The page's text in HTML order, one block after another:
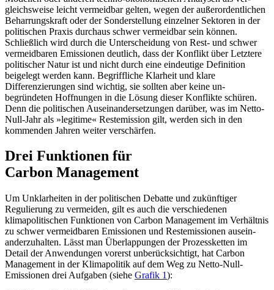
gleichsweise leicht vermeidbar gelten, wegen der außerordentlichen
Beharrungskraft oder der Sonderstellung einzelner Sektoren in der
politischen Praxis durchaus schwer vermeidbar sein können.
Schließlich wird durch die Unterscheidung von Rest- und schwer
vermeidbaren Emissionen deutlich, dass der Konflikt über Letztere
politischer Natur ist und nicht durch eine eindeutige Definition
beigelegt werden kann. Begriff­liche Klarheit und klare
Differenzierungen sind wichtig, sie sollten aber keine un­
begründeten Hoffnungen in die Lösung dieser Konflikte schüren.
Denn die poli­tischen Auseinandersetzungen darüber, was im Netto-
Null-Jahr als »legitime« Rest­emission gilt, werden sich in den
kommenden Jahren weiter verschärfen.
Drei Funktionen für
Carbon Management
Um Unklarheiten in der politischen Debatte und zukünftiger
Regulierung zu vermeiden, gilt es auch die verschiedenen
klimapoliti­schen Funktionen von Carbon Management im Verhältnis
zu schwer vermeidbaren Emissionen und Restemissionen ausein­
anderzuhalten. Lässt man Überlappungen der Prozessketten im
Detail der Anwendungen vorerst unberücksichtigt, hat Carbon
Management in der Klimapolitik auf dem Weg zu Netto-Null-
Emissionen drei Auf­gaben (siehe Grafik 1):